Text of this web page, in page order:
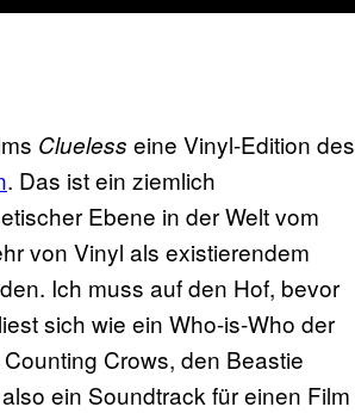
Clueless eine Vinyl-Edition des
. Das ist ein ziemlich
Ebene in der Welt vom
von Vinyl als existierendem
Ich muss auf den Hof, bevor
sich wie ein Who-is-Who der
Crows, den Beastie
ein Soundtrack für einen Film